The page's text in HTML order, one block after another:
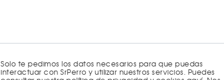
Solo te pedimos los datos necesarios para que puedas
interactuar con SrPerro y utilizar nuestros servicios. Puedes